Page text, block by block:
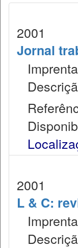
2001
Jornal
2001
L & C: